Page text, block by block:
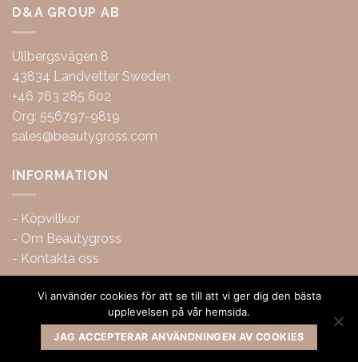
D&A GROUP AB
Ullbergsvägen 8
43834 Landvetter Sweden
+46 763 285 602
Org: 556797-9819
sales@beautygross.com
INFORMATION
- Köpvillkor
- Om Beautygross
- Kontakta oss
Copyright 2026 ©BeautyGross
Vi använder cookies för att se till att vi ger dig den bästa
upplevelsen på vår hemsida.
JAG ACCEPTERAR ANVÄNDNINGEN AV COOKIES